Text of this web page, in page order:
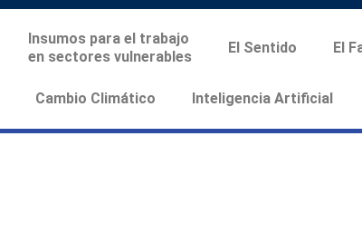
Insumos para el trabajo
en sectores vulnerables
El Sentido El
Cambio Climático Inteligencia Artificial